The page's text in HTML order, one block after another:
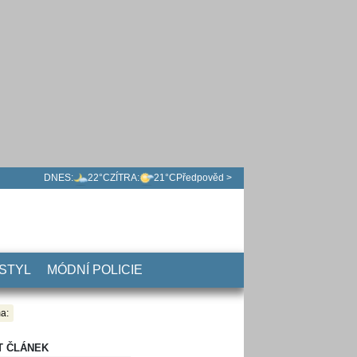
DNES: 22°CZÍTRA: 21°C Předpověd >
MÓDNÍ POLICIE
ČLÁNEK